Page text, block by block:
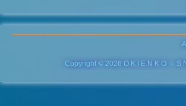
Copyright © 2026 O K I E N K O ☆ S